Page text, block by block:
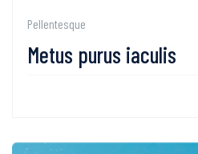
Pellentesque
Metus purus iaculis